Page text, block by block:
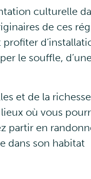
culturelle
de ces
le souffle, d’une
et de la richesse
où vous
partir en
dans son habitat